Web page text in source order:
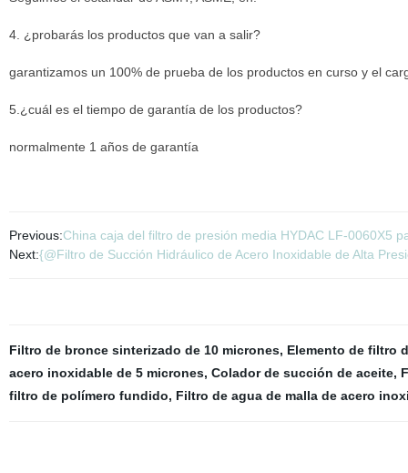
4. ¿probarás los productos que van a salir?
garantizamos un 100% de prueba de los productos en curso y el
5.¿cuál es el tiempo de garantía de los productos?
normalmente 1 años de garantía
Previous:China caja del filtro de presión media HYDAC LF-0060X5
Next:{@Filtro de Succión Hidráulico de Acero Inoxidable de Alta
Filtro de bronce sinterizado de 10 micrones, Elemento de filtro
acero inoxidable de 5 micrones, Colador de succión de aceite,
filtro de polímero fundido, Filtro de agua de malla de acero